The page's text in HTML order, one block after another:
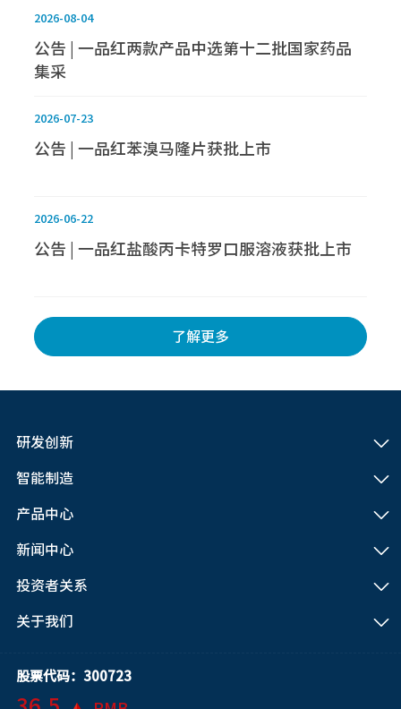
2026-08-04
公告 | 一品红两款产品中选第十二批国家药品
集采
2026-07-23
公告 | 一品红苯溴马隆片获批上市
2026-06-22
公告 | 一品红盐酸丙卡特罗口服溶液获批上市
了解更多
研发创新
智能制造
产品中心
新闻中心
投资者关系
关于我们
股票代码：300723